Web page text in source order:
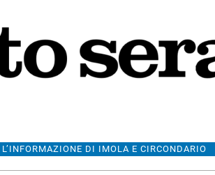
L’INFORMAZIONE DI IMOLA E CIRCONDARIO